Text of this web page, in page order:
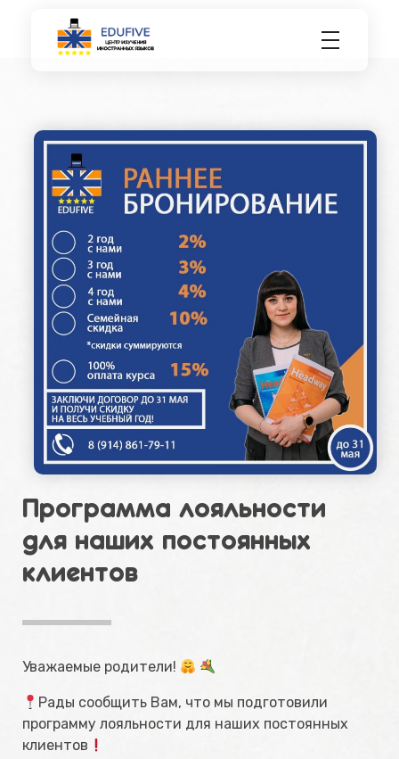
Программа лояльности
для наших постоянных
клиентов
Уважаемые родители!
Рады сообщить Вам, что мы подготовили
программу лояльности для наших постоянных
клиентов